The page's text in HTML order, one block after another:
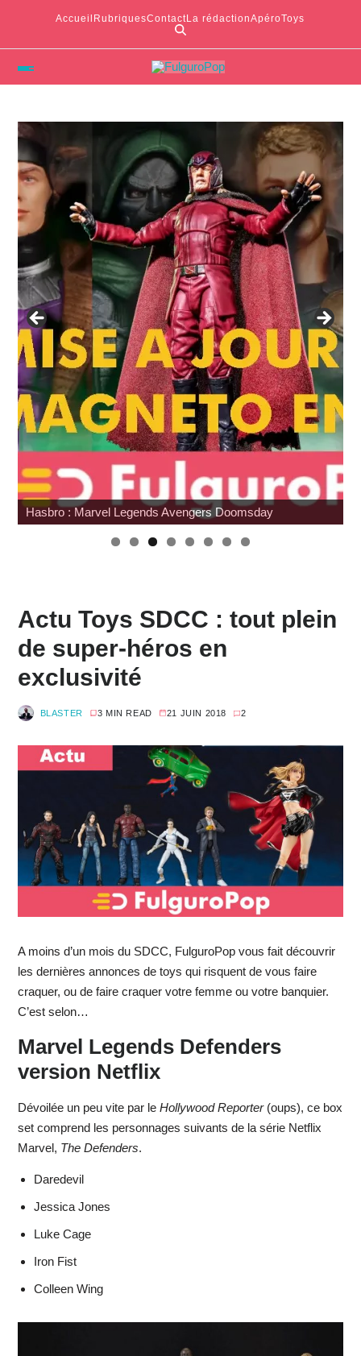
Accueil RubriquesContactLa rédactionApéroToys
Japan Expo : les toys
Actu Toys SDCC : tout plein
de super-héros en
exclusivité
BLASTER 3 MIN READ 21 JUIN 2018 2
A moins d’un mois du SDCC, FulguroPop vous fait découvrir
les dernières annonces de toys qui risquent de vous faire
craquer, ou de faire craquer votre femme ou votre banquier.
C’est selon…
Marvel Legends Defenders
version Netflix
Dévoilée un peu vite par le Hollywood Reporter(oups), ce box
set comprend les personnages suivants de la série Netflix
Marvel, The Defenders.
Daredevil
Jessica Jones
Luke Cage
Iron Fist
Colleen Wing